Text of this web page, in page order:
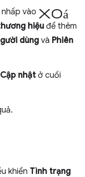
vào xoá
hiệu để thêm
dùng và Phiên
Cập nhật ở cuối
khiển Tình trạng